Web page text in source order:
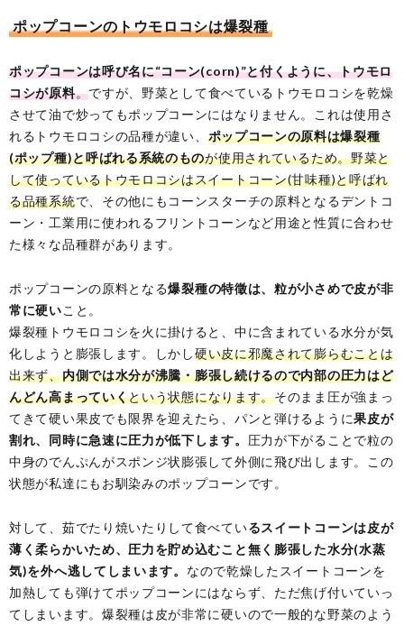
ポップコーンのトウモロコシは爆裂種
ポップコーンは呼び名に“コーン(corn)”と付くように、トウモロ
コシが原料。ですが、野菜として食べているトウモロコシを乾燥
させて油で炒ってもポップコーンにはなりません。これは使用さ
れるトウモロコシの品種が違い、 ポップコーンの原料は爆裂種
(ポップ種)と呼ばれる系統のものが使用されているため。野菜と
して使っているトウモロコシはスイートコーン(甘味種)と呼ばれ
る品種系統で、その他にもコーンスターチの原料となるデントコ
ーン・工業用に使われるフリントコーンなど用途と性質に合わせ
た様々な品種群があります。
ポップコーンの原料となる爆裂種の特徵は、粒が小さめで皮が非
常に硬いこと。
爆裂種トウモロコシを火に掛けると、中に含まれている水分が気
化しようと膨張します。しかし硬い皮に邪魔されて膨らむことは
出来ず、内側では水分が沸騰・膨張し続けるので内部の圧力はど
んどん高まっていくという状態になります。そのまま圧が強まっ
てきて硬い果皮でも限界を迎えたら、パンと弾けるように果皮が
割れ、同時に急速に圧力が低下します。 圧力が下がることで粒の
中身のでんぷんがスポンジ状膨張して外側に飛び出します。この
状態が私達にもお馴染みのポップコーンです。
対して、茹でたり焼いたりして食べているスイートコーンは皮が
薄く柔らかいため、圧力を貯め込むこと無く膨張した水分(水蒸
気)を外へ逃してしまいます。 なので乾燥したスイートコーンを
加熱しても弾けてポップコーンにはならず、ただ焦げ付いていっ
てしまいます。爆裂種は皮が非常に硬いので一般的な野菜のよう